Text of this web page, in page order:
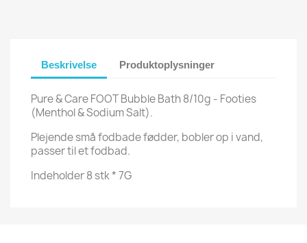
Beskrivelse Produktoplysninger
Pure & Care FOOT Bubble Bath 8/10g - Footies
(Menthol & Sodium Salt).
Plejende små fodbade fødder, bobler op i vand,
passer til et fodbad.
Indeholder 8 stk * 7G